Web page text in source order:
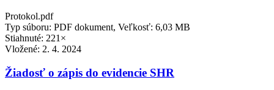
Protokol.pdf
Typ súboru: PDF dokument, Veľkosť: 6,03 MB
Stiahnuté: 221×
Vložené: 2. 4. 2024
Žiadosť o zápis do evidencie SHR